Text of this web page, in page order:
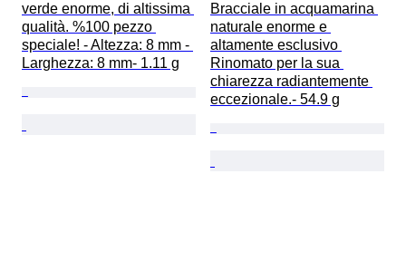
verde enorme, di altissima
qualità. %100 pezzo
speciale! - Altezza: 8 mm -
Larghezza: 8 mm- 1.11 g
Bracciale in acquamarina
naturale enorme e
altamente esclusivo
Rinomato per la sua
chiarezza radiantemente
eccezionale.- 54.9 g